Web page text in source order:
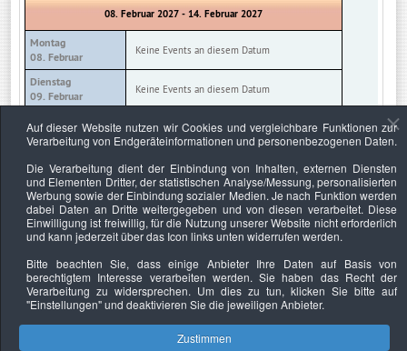
08. Februar 2027 - 14. Februar 2027
Montag
08. Februar
Keine Events an diesem Datum
Dienstag
09. Februar
Keine Events an diesem Datum
Mittwoch
10. Februar
Keine Events an diesem Datum
11. Februar
Keine Events an diesem Datum
Freitag
12. Februar
Keine Events an diesem Datum
Samstag
Sonntag
14. Februar
Keine Events an diesem Datum
Auf dieser Website nutzen wir Cookies und vergleichbare Funktionen zur
Verarbeitung von Endgeräteinformationen und personenbezogenen Daten.
Die Verarbeitung dient der Einbindung von Inhalten, externen Diensten
und Elementen Dritter, der statistischen Analyse/Messung, personalisierten
Werbung sowie der Einbindung sozialer Medien. Je nach Funktion werden
dabei Daten an Dritte weitergegeben und von diesen verarbeitet. Diese
Einwilligung ist freiwillig, für die Nutzung unserer Website nicht erforderlich
und kann jederzeit über das Icon links unten widerrufen werden.
Bitte beachten Sie, dass einige Anbieter Ihre Daten auf Basis von
berechtigtem Interesse verarbeiten werden. Sie haben das Recht der
Verarbeitung zu widersprechen. Um dies zu tun, klicken Sie bitte auf
"Einstellungen"und deaktivieren Sie die jeweiligen Anbieter.
Zustimmen